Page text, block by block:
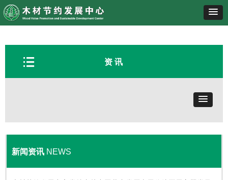
新闻资讯 NEWS
资 讯
뀑